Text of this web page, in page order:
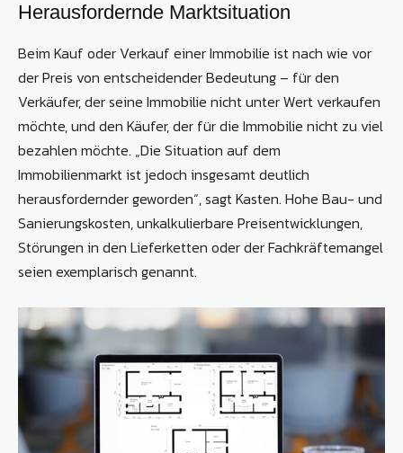
Herausfordernde Marktsituation
Beim Kauf oder Verkauf einer Immobilie ist nach wie vor
der Preis von entscheidender Bedeutung – für den
Verkäufer, der seine Immobilie nicht unter Wert verkaufen
möchte, und den Käufer, der für die Immobilie nicht zu viel
bezahlen möchte. „Die Situation auf dem
Immobilienmarkt ist jedoch insgesamt deutlich
herausfordernder geworden“, sagt Kasten. Hohe Bau- und
Sanierungskosten, unkalkulierbare Preisentwicklungen,
Störungen in den Lieferketten oder der Fachkräftemangel
seien exemplarisch genannt.